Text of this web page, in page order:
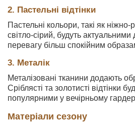
2. Пастельні відтінки
Пастельні кольори, такі як
світло-сірий, будуть актуальними
перевагу більш спокійним
3. Металік
Металізовані тканини додають
Сріблясті та золотисті відтінки
популярними у вечірньому
Матеріали сезону